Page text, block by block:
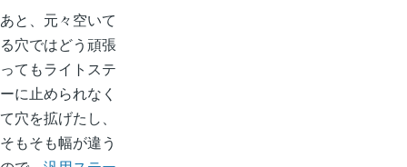
あと、元々空いて
る穴ではどう頑張
ってもライトステ
ーに止められなく
て穴を拡げたし、
そもそも幅が違う